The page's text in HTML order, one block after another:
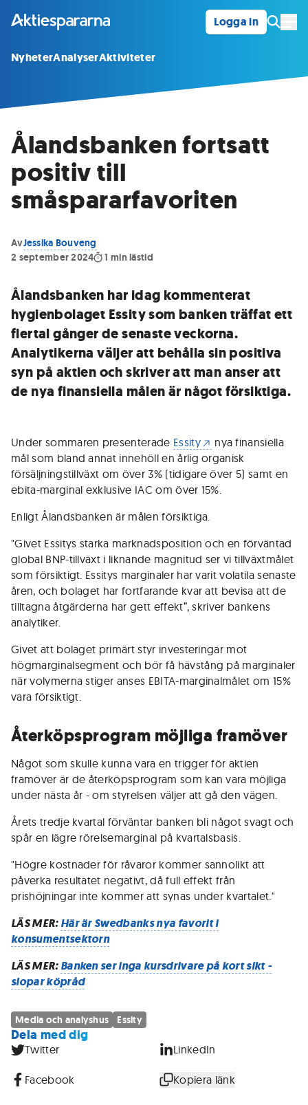
Logga in
NyheterAnalyserAktiviteter
Ålandsbanken fortsatt
positiv till
småspararfavoriten
AvJessika Bouveng
2 september 2024
1 min lästid
Ålandsbanken har idag kommenterat
hygienbolaget Essity som banken träffat ett
flertal gånger de senaste veckorna.
Analytikerna väljer att behålla sin positiva
syn på aktien och skriver att man anser att
de nya finansiella målen är något försiktiga.
Under sommaren presenterade Essity
nya finansiella
mål som bland annat innehöll en årlig organisk
försäljningstillväxt om över 3% (tidigare över 5) samt en
ebita-marginal exklusive IAC om över 15%.
Enligt Ålandsbanken är målen försiktiga.
"Givet Essitys starka marknadsposition och en förväntad
global BNP-tillväxt i liknande magnitud ser vi tillväxtmålet
som försiktigt. Essitys marginaler har varit volatila senaste
åren, och bolaget har fortfarande kvar att bevisa att de
tilltagna åtgärderna har gett effekt”, skriver bankens
analytiker.
Givet att bolaget primärt styr investeringar mot
högmarginalsegment och bör få hävstång på marginaler
när volymerna stiger anses EBITA-marginalmålet om 15%
vara försiktigt.
Återköpsprogram möjliga framöver
Något som skulle kunna vara en trigger för aktien
framöver är de återköpsprogram som kan vara möjliga
under nästa år - om styrelsen väljer att gå den vägen.
Årets tredje kvartal förväntar banken bli något svagt och
spår en lägre rörelsemarginal på kvartalsbasis.
"Högre kostnader för råvaror kommer sannolikt att
påverka resultatet negativt, då full effekt från
prishöjningar inte kommer att synas under kvartalet."
LÄS MER:Här är Swedbanks nya favorit i
konsumentsektorn
LÄS MER:Banken ser inga kursdrivare på kort sikt -
slopar köpråd
Media och analyshus Essity
Dela med dig
Twitter LinkedIn
Facebook Kopiera länk